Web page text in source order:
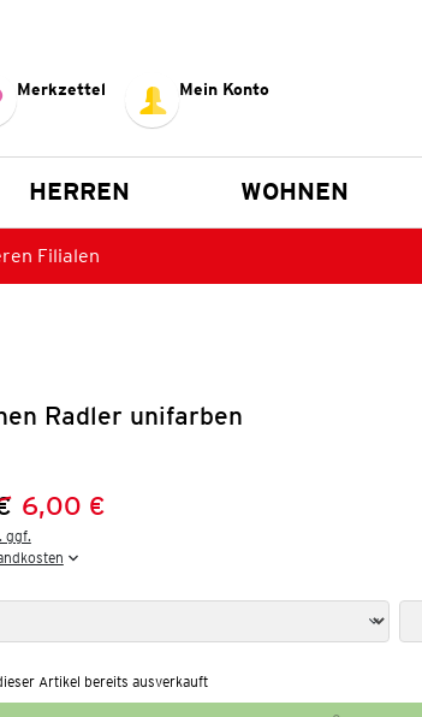
Merkzettel Mein Konto
HERREN WOHNEN
Filialen
Radler unifarben
Preis:
Preis:
6,00 €
ggf.
Artikel bereits ausverkauft